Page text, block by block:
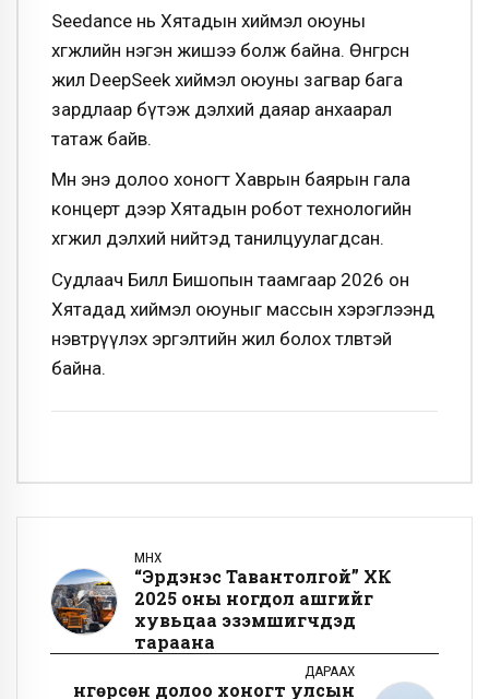
Seedance нь Хятадын хиймэл оюуны
хөгжлийн нэгэн жишээ болж байна. Өнгөрсөн
жил DeepSeek хиймэл оюуны загвар бага
зардлаар бүтэж дэлхий даяар анхаарал
татаж байв.
Мөн энэ долоо хоногт Хаврын баярын гала
концерт дээр Хятадын робот технологийн
хөгжил дэлхий нийтэд танилцуулагдсан.
Судлаач Билл Бишопын таамгаар 2026 он
Хятадад хиймэл оюуныг массын хэрэглээнд
нэвтрүүлэх эргэлтийн жил болох төлөвтэй
байна.
ӨМНӨХ
“Эрдэнэс Тавантолгой” ХК
2025 оны ногдол ашгийг
хувьцаа эзэмшигчдэд
тараана
ДАРААХ
Өнгөрсөн долоо хоногт улсын